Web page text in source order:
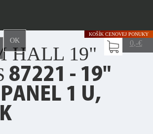
KOŠÍK CENOVEJ PONUKY
0,-€
OK
HALL 19"
87221 - 19"
PANEL 1 U,